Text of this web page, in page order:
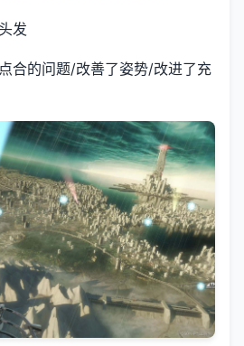
发
合的问题/改善了姿势/改进了充